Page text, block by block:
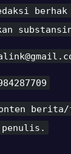
berhak
penulis.